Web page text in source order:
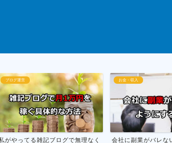
お金・収入
会社に副業がバレない方法を市役所
断酒
お酒をやめる為にア